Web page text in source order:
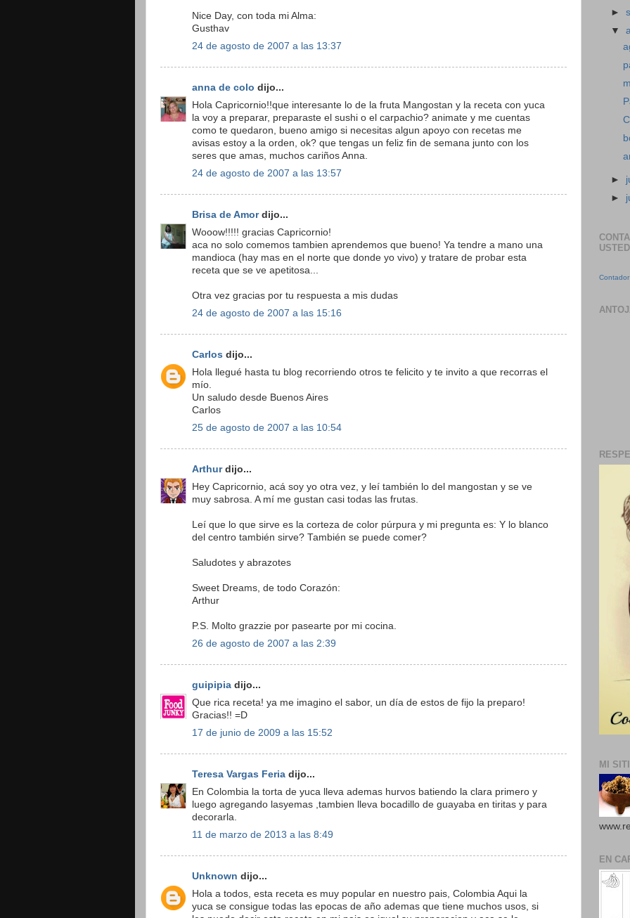
Nice Day, con toda mi Alma:
Gusthav
24 de agosto de 2007 a las 13:37
anna de colo dijo...
Hola Capricornio!!que interesante lo de la fruta Mangostan y la receta con yuca
la voy a preparar, preparaste el sushi o el carpachio? animate y me cuentas
como te quedaron, bueno amigo si necesitas algun apoyo con recetas me
avisas estoy a la orden, ok? que tengas un feliz fin de semana junto con los
seres que amas, muchos cariños Anna.
24 de agosto de 2007 a las 13:57
Brisa de Amordijo...
Wooow!!!!! gracias Capricornio!
aca no solo comemos tambien aprendemos que bueno! Ya tendre a mano una
mandioca (hay mas en el norte que donde yo vivo) y tratare de probar esta
receta que se ve apetitosa...
Otra vez gracias por tu respuesta a mis dudas
24 de agosto de 2007 a las 15:16
Carlos dijo...
Hola llegué hasta tu blog recorriendo otros te felicito y te invito a que recorras el
mío.
Un saludo desde Buenos Aires
Carlos
25 de agosto de 2007 a las 10:54
Arthurdijo...
Hey Capricornio, acá soy yo otra vez, y leí también lo del mangostan y se ve
muy sabrosa. A mí me gustan casi todas las frutas.
Leí que lo que sirve es la corteza de color púrpura y mi pregunta es: Y lo blanco
del centro también sirve? También se puede comer?
Saludotes y abrazotes
Sweet Dreams, de todo Corazón:
Arthur
P.S. Molto grazzie por pasearte por mi cocina.
26 de agosto de 2007 a las 2:39
guipipia dijo...
Que rica receta! ya me imagino el sabor, un día de estos de fijo la preparo!
Gracias!! =D
17 de junio de 2009 a las 15:52
Teresa Vargas Feria dijo...
En Colombia la torta de yuca lleva ademas hurvos batiendo la clara primero y
luego agregando lasyemas ,tambien lleva bocadillo de guayaba en tiritas y para
decorarla.
11 de marzo de 2013 a las 8:49
Unknown dijo...
Hola a todos, esta receta es muy popular en nuestro pais, Colombia Aqui la
yuca se consigue todas las epocas de año ademas que tiene muchos usos, si
►
▼
►
►
MI
EN